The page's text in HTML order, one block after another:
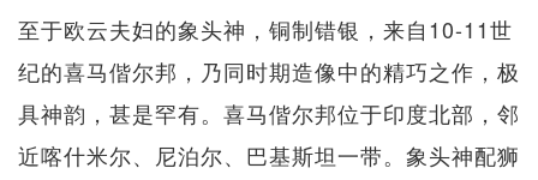
至于欧云夫妇的象头神，铜制错银，来自10-11世
纪的喜马偕尔邦，乃同时期造像中的精巧之作，极
具神韵，甚是罕有。喜马偕尔邦位于印度北部，邻
近喀什米尔、尼泊尔、巴基斯坦一带。象头神配狮